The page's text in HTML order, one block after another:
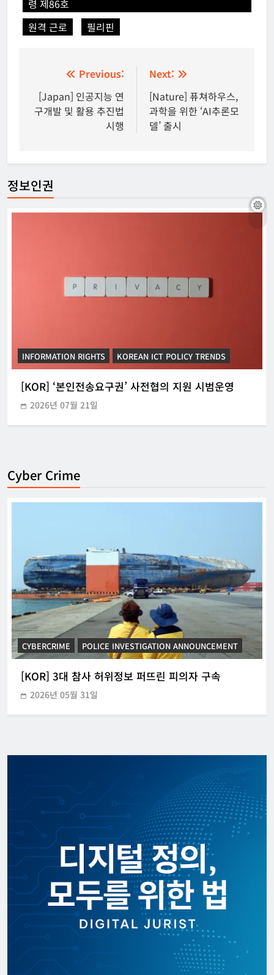
령 제86호
원격 근로
필리핀
탐
색
Previous:
[Japan] 인공지능 연
구개발 및 활용 추진법
시행
Next:
[Nature] 퓨쳐하우스,
과학을 위한 ‘AI추론모
델’ 출시
정보인권
INFORMATION RIGHTS KOREAN ICT LEGISLATIVE TRENDS
[KOR] 허위조작정보 유통방지를 위한 정통망법 시행
2026년 07월 12일
Cyber Crime
CYBERCRIME KOREAN ICT POLICY TRENDS
[KOR] 중기 대상 랜섬웨어 보안권고문 배포
2026년 04월 16일